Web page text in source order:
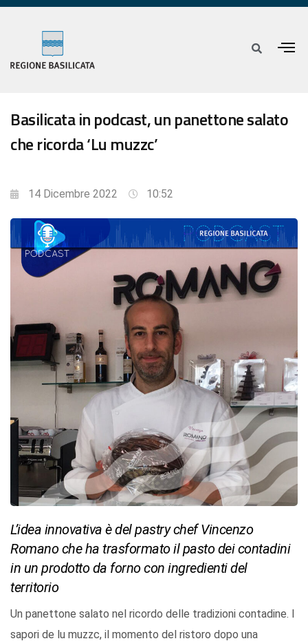
Basilicata in podcast, un panettone salato
che ricorda ‘Lu muzzc’
14 Dicembre 2022 10:52
L’idea innovativa è del pastry chef Vincenzo
Romano che ha trasformato il pasto dei contadini
in un prodotto da forno con ingredienti del
territorio
Un panettone salato nel ricordo delle tradizioni contadine. I
sapori de lu muzzc, il momento del ristoro dopo una